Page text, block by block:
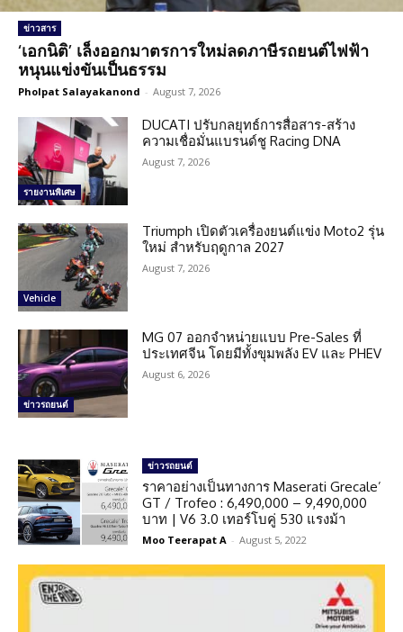
ข่าวสาร
‘เอกนิติ’ เล็งออกมาตรการใหม่ลดภาษีรถยนต์ไฟฟ้า
หนุนแข่งขันเป็นธรรม
Pholpat Salayakanond - August 7, 2026
รายงานพิเศษ
DUCATI ปรับกลยุทธ์การสื่อสาร-สร้าง
ความเชื่อมั่นแบรนด์ชู Racing DNA
August 7, 2026
Vehicle
Triumph เปิดตัวเครื่องยนต์แข่ง Moto2 รุ่น
ใหม่ สำหรับฤดูกาล 2027
August 7, 2026
ข่าวรถยนต์
MG 07 ออกจำหน่ายแบบ Pre-Sales ที่
ประเทศจีน โดยมีทั้งขุมพลัง EV และ PHEV
August 6, 2026
ข่าวรถยนต์
ราคาอย่างเป็นทางการ Maserati Grecale’
GT / Trofeo : 6,490,000 – 9,490,000
บาท | V6 3.0 เทอร์โบคู่ 530 แรงม้า
Moo Teerapat A - August 5, 2022